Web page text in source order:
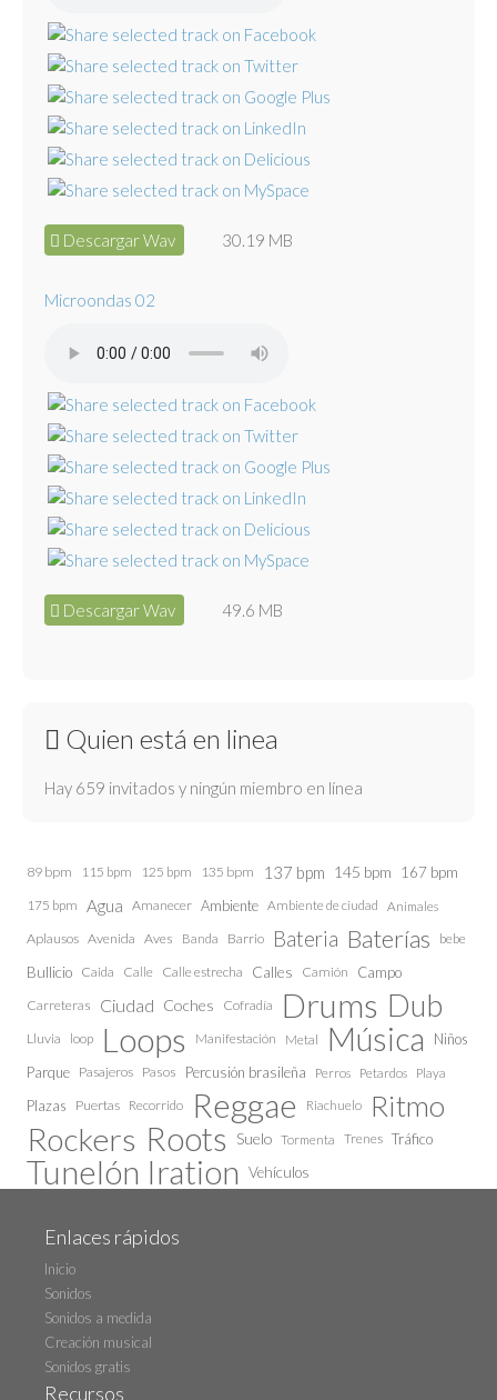
Descargar Wav 30.19 MB
Microondas 02
Descargar Wav 49.6 MB
Quien está en linea
Hay 659 invitados y ningún miembro en línea
89 bpm 115 bpm 125 bpm 135 bpm 137 bpm 145 bpm 167 bpm
175 bpm Agua Amanecer Ambiente Ambiente de ciudad Animales
Aplausos Avenida Aves Banda Barrio Bateria Baterías bebe
Bullicio Caida Calle Calle estrecha Calles Camión Campo
Carreteras Ciudad Coches Cofradía Drums Dub
Lluvia loop Loops Manifestación Metal Música
Niños
Parque Pasajeros Pasos Percusión brasileña Perros Petardos Playa
Plazas Puertas Recorrido Reggae Riachuelo Ritmo
Rockers Roots Suelo Tormenta Trenes Tráfico
Tunelón Iration Vehículos
Enlaces rápidos
Inicio
Sonidos
Sonidos a medida
Creación musical
Sonidos gratis
Recursos